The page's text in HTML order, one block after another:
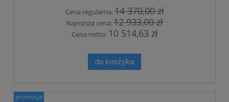
Cena regularna:14 370,00 zł
Najniższa cena:12 933,00 zł
Cena netto: 10 514,63 zł
do koszyka
promocja